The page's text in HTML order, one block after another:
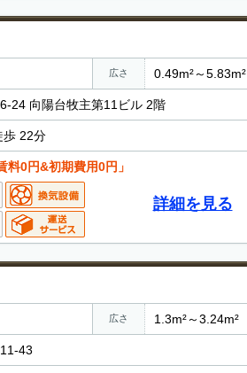
広さ 0.49m²～5.83m²
24 向陽台牧主第11ビル 2階
歩 22分
料0円&初期費用0円」
詳細を見る
広さ 1.3m²～3.24m²
43